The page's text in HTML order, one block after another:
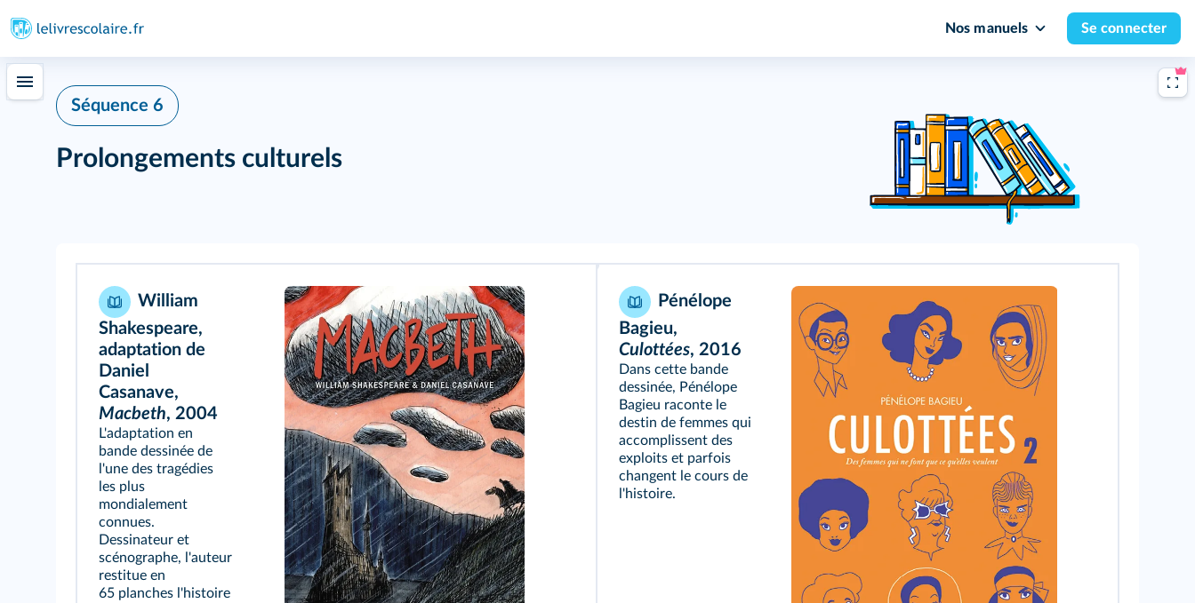
Nos manuels Se connecter
Séquence 6
Prolongements culturels
William
Shakespeare,
adaptation de
Daniel
Casanave,
Macbeth, 2004
L'adaptation en
bande dessinée de
l'une des tragédies
les plus
mondialement
connues.
Dessinateur et
scénographe, l'auteur
restitue en
65 planches l'histoire
Pénélope
Bagieu,
Culottées, 2016
Dans cette bande
dessinée, Pénélope
Bagieu raconte le
destin de femmes qui
accomplissent des
exploits et parfois
changent le cours de
l'histoire.